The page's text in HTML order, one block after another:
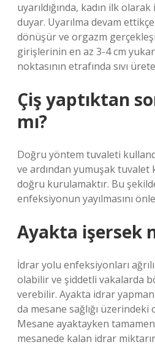
uyarıldığında, kadın ilk
duyar. Uyarılma devam
dönüşür ve orgazm
girişlerinin en az 3-4 cm
noktasının etrafında sıvı
Çiş yaptıktan
mı?
Doğru yöntem tuvaleti
ve ardından yumuşak tuvalet
doğru kurulamaktır. Bu
enfeksiyonun yayılmasını
Ayakta işersek
İdrar yolu enfeksiyonları
olabilir ve şiddetli vakalarda
verebilir. Ayakta idrar
da mesane sağlığı
Mesane ayaktayken
mesanede kalan idrar